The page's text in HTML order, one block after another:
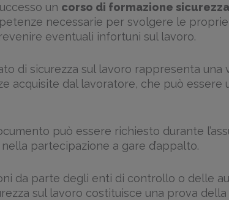
un corso di formazione
necessarie per svolgere le
eventuali infortuni sul lavoro.
di sicurezza sul lavoro rappresenta una
acquisite dal lavoratore, che può essere
può essere richiesto durante
partecipazione a gare d’appalto.
da parte degli enti di controllo o delle
sul lavoro costituisce una prova